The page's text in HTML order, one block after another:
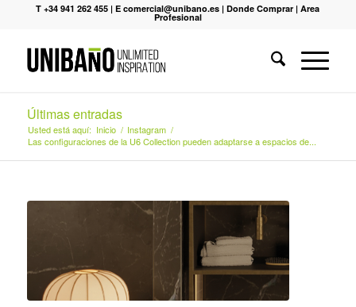
T +34 941 262 455 |E comercial@unibano.es |Donde Comprar |Area
Profesional
Últimas entradas
Usted está aquí: Inicio / Instagram /
Las configuraciones de la U6 Collection pueden adaptarse a espacios de...